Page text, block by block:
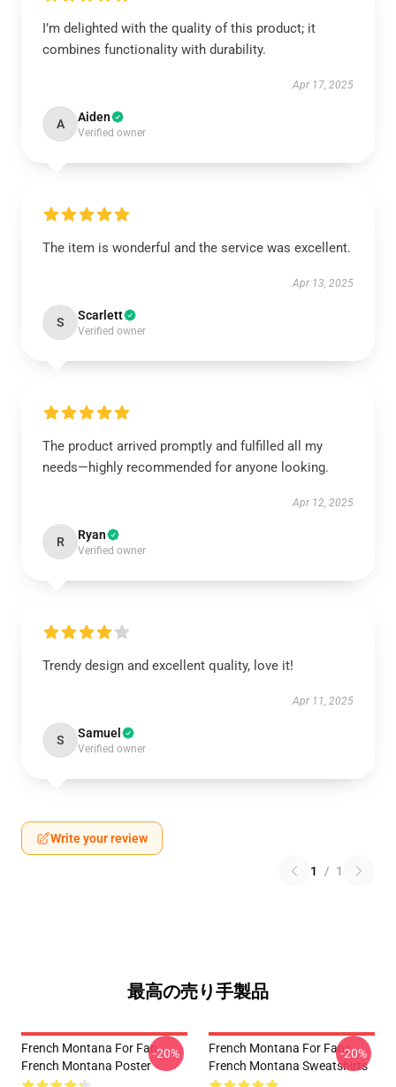
I’m delighted with the quality of this product; it
combines functionality with durability.
Apr 17, 2025
A Aiden
Verified owner
The item is wonderful and the service was excellent.
Apr 13, 2025
S Scarlett
Verified owner
The product arrived promptly and fulfilled all my
needs—highly recommended for anyone looking.
Apr 12, 2025
R Ryan
Verified owner
Trendy design and excellent quality, love it!
Apr 11, 2025
S Samuel
Verified owner
Write your review
1 / 1
最高の売り手製品
French Montana For Fan
French Montana Poster
-20%
French Montana For Fans
French Montana Sweatshirts
-20%